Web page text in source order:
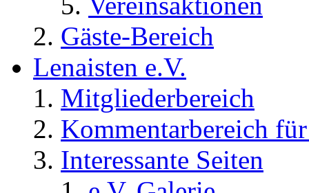
Gäste-Bereich
Lenaisten e.V.
Mitgliederbereich
Kommentarbereich
Interessante Seiten